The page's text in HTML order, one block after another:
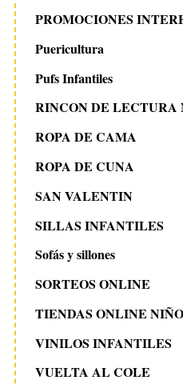
PROMOCIONES
Puericultura
Pufs Infantiles
RINCON DE LECTURA
ROPA DE CAMA
ROPA DE CUNA
SAN VALENTIN
SILLAS INFANTILES
Sofás y sillones
SORTEOS ONLINE
TIENDAS ONLINE
VINILOS INFANTILES
VUELTA AL COLE